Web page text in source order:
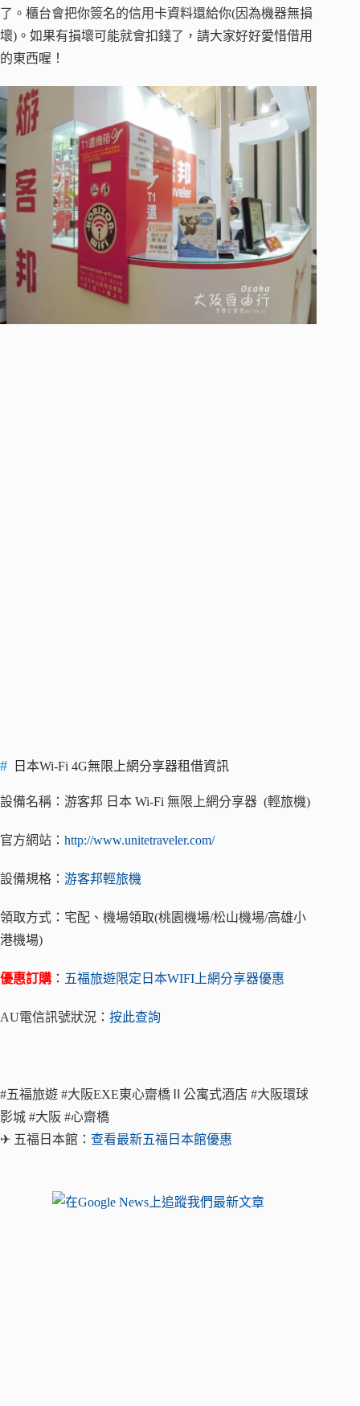
了。櫃台會把你簽名的信用卡資料還給你(因為機器無損
壞)。如果有損壞可能就會扣錢了，請大家好好愛惜借用
的東西喔！
日本Wi-Fi 4G無限上網分享器租借資訊
設備名稱：游客邦 日本 Wi-Fi 無限上網分享器 (輕旅機)
官方網站： http://www.unitetraveler.com/
設備規格： 游客邦輕旅機
領取方式：宅配、機場領取(桃園機場/松山機場/高雄小
港機場)
優惠訂購 ： 五福旅遊限定日本WIFI上網分享器優惠
AU電信訊號狀況： 按此查詢
#五福旅遊 #大阪EXE東心齋橋Ⅱ公寓式酒店 #大阪環球
影城 #大阪 #心齋橋
✈ 五福日本館： 查看最新五福日本館優惠